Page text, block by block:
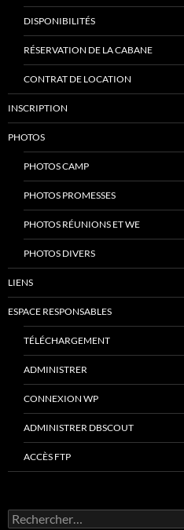
DISPONIBILITÉS
RÉSERVATION DE LA CABANE
CONTRAT DE LOCATION
INSCRIPTION
PHOTOS
PHOTOS CAMP
PHOTOS PROMESSES
PHOTOS RÉUNIONS ET WE
PHOTOS DIVERS
LIENS
ESPACE RESPONSABLES
TÉLÉCHARGEMENT
ADMINISTRER
CONNEXION WP
ADMINISTRER DBSCOUT
ACCÈS FTP
Rechercher :